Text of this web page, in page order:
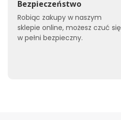
Bezpieczeństwo
Robiąc zakupy w naszym
sklepie online, możesz czuć się
w pełni bezpieczny.